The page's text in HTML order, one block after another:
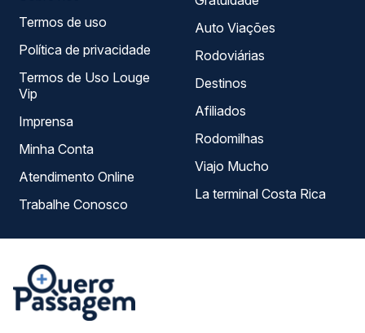
Termos de uso
Política de privacidade
Termos de Uso Louge
Vip
Imprensa
Minha Conta
Atendimento Online
Trabalhe Conosco
Auto Viações
Rodoviárias
Destinos
Afiliados
Rodomilhas
Viajo Mucho
La terminal Costa Rica